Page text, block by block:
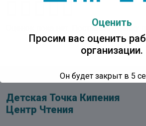
Оценок пока нет. Поставьте оценку
Детская Точка Кипения
Центр Чтения
Оценить
Просим вас оценить
организации.
Он будет закрыт в 5